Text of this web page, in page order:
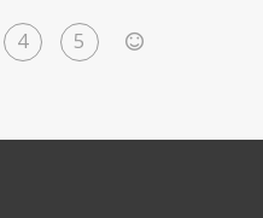
4 5